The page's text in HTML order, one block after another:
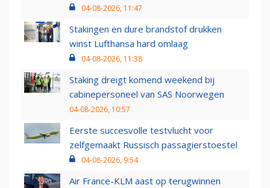
04-08-2026, 11:47
Stakingen en dure brandstof drukken
winst Lufthansa hard omlaag
04-08-2026, 11:38
Staking dreigt komend weekend bij
cabinepersoneel van SAS Noorwegen
04-08-2026, 10:57
Eerste succesvolle testvlucht voor
zelfgemaakt Russisch passagierstoestel
04-08-2026, 9:54
Air France-KLM aast op terugwinnen